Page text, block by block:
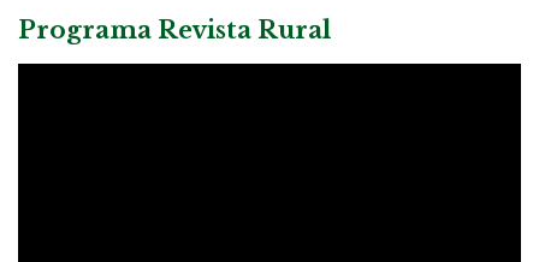
Programa Revista Rural